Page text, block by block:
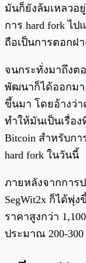
มันก็ยังล้มเหลวอ
การ hard fork ไ
ถือเป็นการตอกฝ
จนกระทั่งมาถึงต
พัฒนาก็ได้ออกมา
ขึ้นมา โดยอ้างว่
ทำให้มันเป็นเรื่อ
Bitcoin สำหรับก
hard fork ในวันนี้
ภายหลังจากการ
SegWit2x ก็ได้พุ่
ราคาสูงกว่า
ประมาณ 200-